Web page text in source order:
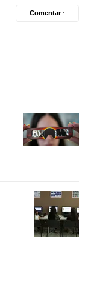
Comentar ·